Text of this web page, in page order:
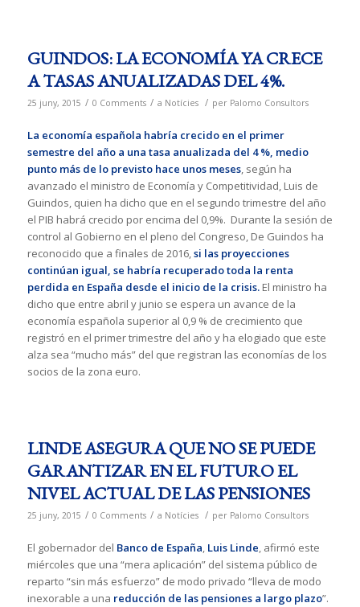
GUINDOS: LA ECONOMÍA YA CRECE
A TASAS ANUALIZADAS DEL 4%.
25 juny, 2015 / 0 Comments / a Notícies / per Palomo Consultors
La economía española habría crecido en el primer
semestre del año a una tasa anualizada del 4 %, medio
punto más de lo previsto hace unos meses, según ha
avanzado el ministro de Economía y Competitividad, Luis de
Guindos, quien ha dicho que en el segundo trimestre del año
el PIB habrá crecido por encima del 0,9%. Durante la sesión de
control al Gobierno en el pleno del Congreso, De Guindos ha
reconocido que a finales de 2016,si las proyecciones
continúan igual, se habría recuperado toda la renta
perdida en España desde el inicio de la crisis.El ministro ha
dicho que entre abril y junio se espera un avance de la
economía española superior al 0,9 % de crecimiento que
registró en el primer trimestre del año y ha elogiado que este
alza sea “mucho más” del que registran las economías de los
socios de la zona euro.
LINDE ASEGURA QUE NO SE PUEDE
GARANTIZAR EN EL FUTURO EL
NIVEL ACTUAL DE LAS PENSIONES
25 juny, 2015 / 0 Comments / a Notícies / per Palomo Consultors
El gobernador del Banco de España, Luis Linde, afirmó este
miércoles que una “mera aplicación” del sistema público de
reparto “sin más esfuerzo” de modo privado “lleva de modo
inexorable a una reducción de las pensiones a largo plazo”.